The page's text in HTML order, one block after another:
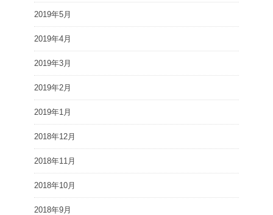
2019年5月
2019年4月
2019年3月
2019年2月
2019年1月
2018年12月
2018年11月
2018年10月
2018年9月